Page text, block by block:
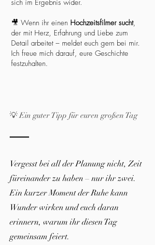
sich im Ergebnis wider.
🎥 Wenn ihr einen Hochzeitsfilmer sucht,
der mit Herz, Erfahrung und Liebe zum
Detail arbeitet – meldet euch gern bei mir.
Ich freue mich darauf, eure Geschichte
festzuhalten.
💡 Ein guter Tipp für euren großen Tag
Vergesst bei all der Planung nicht, Zeit
füreinander zu haben – nur ihr zwei.
Ein kurzer Moment der Ruhe kann
Wunder wirken und euch daran
erinnern, warum ihr diesen Tag
gemeinsam feiert.